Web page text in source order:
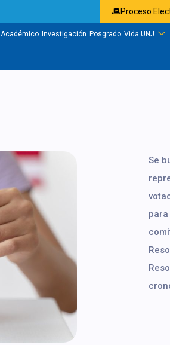
Proceso
Académico Investigación Posgrado Vida UNJ
Se